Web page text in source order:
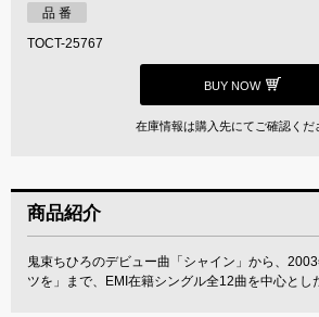
品 番
TOCT-25767
BUY NOW
在庫情報は購入先にてご確認くだ
商品紹介
鬼束ちひろのデビュー曲「シャイン」から、
ツを」まで、EMI在籍シングル全12曲を中心とし